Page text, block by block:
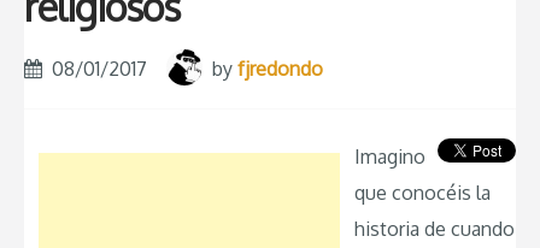
08/01/2017 by fjredondo
Imagino
que conocéis la
historia de cuando